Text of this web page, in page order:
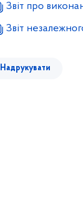
Звіт про
Звіт
Надрукувати